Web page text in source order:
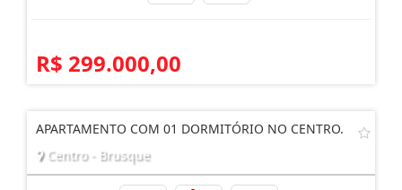
R$ 299.000,00
APARTAMENTO COM 01 DORMITÓRIO NO CENTRO.
Centro - Brusque